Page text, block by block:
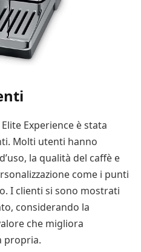
Experience è stata
Molti utenti hanno
la qualità del caffè e
come i punti
I clienti si sono mostrati
considerando la
che migliora
propria.